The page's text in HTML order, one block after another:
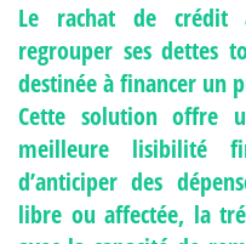
Le rachat de crédit
regrouper ses dettes
destinée à financer un
Cette solution offre
meilleure lisibilité
d’anticiper des
libre ou affectée, la